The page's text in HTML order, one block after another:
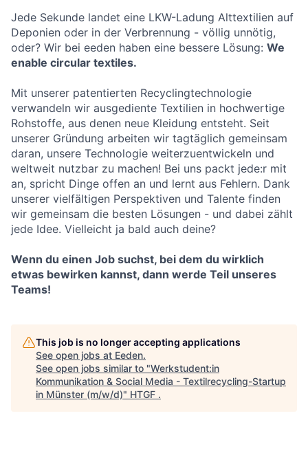
Jede Sekunde landet eine LKW-Ladung Alttextilien auf
Deponien oder in der Verbrennung - völlig unnötig,
oder? Wir bei eeden haben eine bessere Lösung: We
enable circular textiles.
Mit unserer patentierten Recyclingtechnologie
verwandeln wir ausgediente Textilien in hochwertige
Rohstoffe, aus denen neue Kleidung entsteht. Seit
unserer Gründung arbeiten wir tagtäglich gemeinsam
daran, unsere Technologie weiterzuentwickeln und
weltweit nutzbar zu machen! Bei uns packt jede:r mit
an, spricht Dinge offen an und lernt aus Fehlern. Dank
unserer vielfältigen Perspektiven und Talente finden
wir gemeinsam die besten Lösungen - und dabei zählt
jede Idee. Vielleicht ja bald auch deine?
Wenn du einen Job suchst, bei dem du wirklich
etwas bewirken kannst, dann werde Teil unseres
Teams!
This job is no longer accepting applications
See open jobs at Eeden.
See open jobs similar to "Werkstudent:in
Kommunikation & Social Media - Textilrecycling-Startup
in Münster (m/w/d)" HTGF .